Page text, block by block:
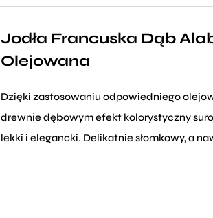
Jodła Francuska Dąb
Olejowana
Dzięki zastosowaniu odpowiedniego
drewnie dębowym efekt kolorystyczny
lekki i elegancki. Delikatnie słomkowy, a